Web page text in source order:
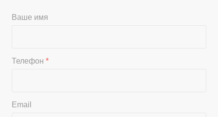
Ваше имя
Телефон *
Email